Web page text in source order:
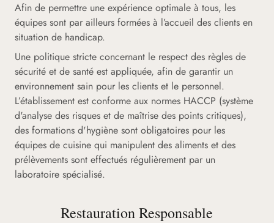
Afin de permettre une expérience optimale à tous, les
équipes sont par ailleurs formées à l’accueil des clients en
situation de handicap.
Une politique stricte concernant le respect des règles de
sécurité et de santé est appliquée, afin de garantir un
environnement sain pour les clients et le personnel.
L’établissement est conforme aux normes HACCP (système
d'analyse des risques et de maîtrise des points critiques),
des formations d'hygiène sont obligatoires pour les
équipes de cuisine qui manipulent des aliments et des
prélèvements sont effectués régulièrement par un
laboratoire spécialisé.
Restauration Responsable